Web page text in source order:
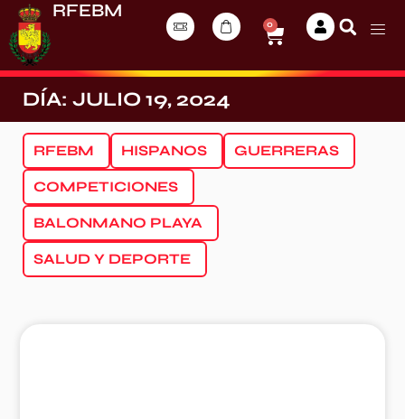
RFEBM
0
DÍA: JULIO 19, 2024
RFEBM HISPANOS GUERRERAS
COMPETICIONES
BALONMANO PLAYA
SALUD Y DEPORTE